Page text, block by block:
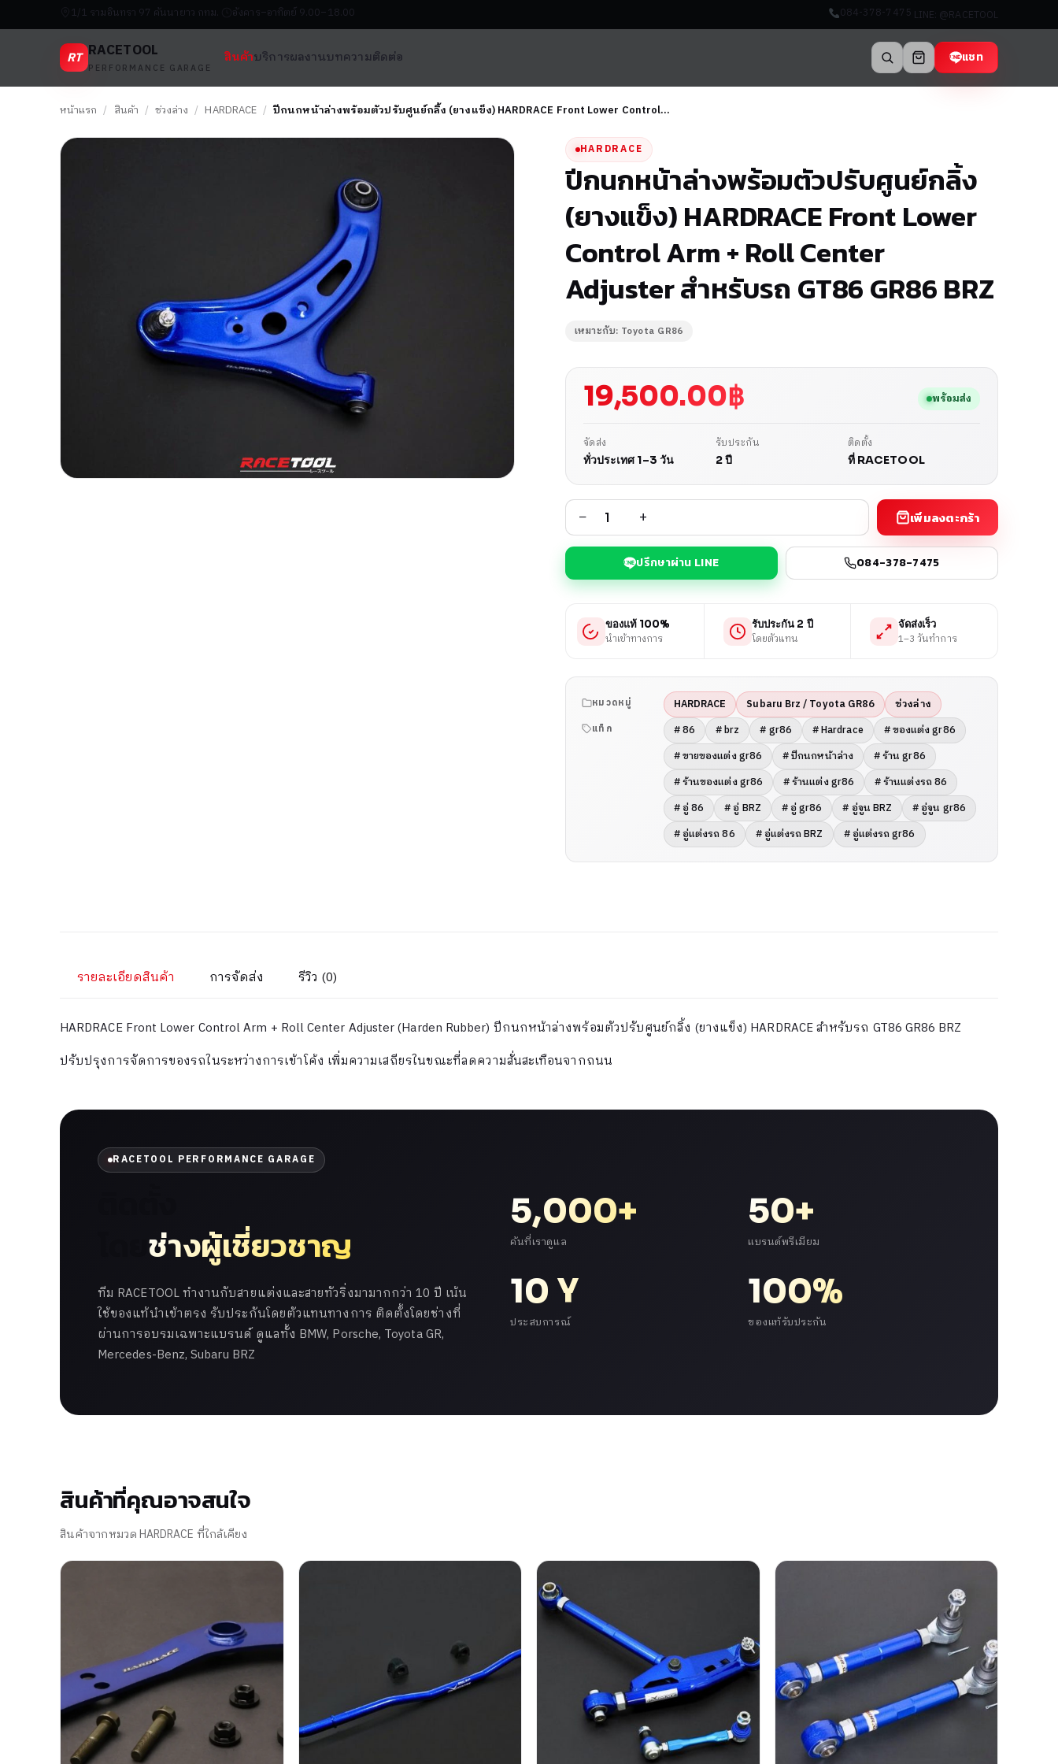
1/1 รามอินทรา 97 คันนายาว กทม. อังคาร–อาทิตย์ 9.00–18.00 084-378-7475 LINE: @RACETOOL
RT RACETOOL
PERFORMANCE GARAGE
สินค้าบริการผลงานบทความติดต่อ แชท
หน้าแรก / สินค้า / ช่วงล่าง / HARDRACE / ปีกนกหน้าล่างพร้อมตัวปรับศูนย์กลิ้ง (ยางแข็ง) HARDRACE Front Lower Control…
HARDRACE
ปีกนกหน้าล่างพร้อมตัวปรับศูนย์กลิ้ง
(ยางแข็ง) HARDRACE Front Lower
Control Arm + Roll Center
Adjuster สำหรับรถ GT86 GR86 BRZ
เหมาะกับ: Toyota GR86
19,500.00฿ พร้อมส่ง
จัดส่ง
ทั่วประเทศ 1–3 วัน
รับประกัน
2 ปี
ติดตั้ง
ที่ RACETOOL
− + เพิ่มลงตะกร้า
ปรึกษาผ่าน LINE 084-378-7475
ของแท้ 100%
นำเข้าทางการ
รับประกัน 2 ปี
โดยตัวแทน
จัดส่งเร็ว
1–3 วันทำการ
หมวดหมู่ HARDRACE Subaru Brz / Toyota GR86 ช่วงล่าง
แท็ก # 86 # brz # gr86 # Hardrace
# ของแต่ง gr86
# ขายของแต่ง gr86
# ปีกนกหน้าล่าง
# ร้าน gr86
# ร้านของแต่ง gr86
# ร้านแต่ง gr86
# ร้านแต่งรถ 86
# อู่ 86
# อู่ BRZ # อู่ gr86 # อู่จูน BRZ
# อู่จูน gr86
# อู่แต่งรถ 86
# อู่แต่งรถ BRZ # อู่แต่งรถ gr86
รายละเอียดสินค้า การจัดส่ง รีวิว (0)
HARDRACE Front Lower Control Arm + Roll Center Adjuster (Harden Rubber) ปีกนกหน้าล่างพร้อมตัวปรับศูนย์กลิ้ง (ยางแข็ง) HARDRACE สำหรับรถ GT86 GR86 BRZ
ปรับปรุงการจัดการของรถในระหว่างการเข้าโค้ง เพิ่มความเสถียรในขณะที่ลดความสั่นสะเทือนจากถนน
RACETOOL PERFORMANCE GARAGE
ช่างผู้เชี่ยวชาญ
ทีม RACETOOL ทำงานกับสายแต่งและสายทัวริ่งมามากกว่า 10 ปี เน้น
ใช้ของแท้นำเข้าตรง รับประกันโดยตัวแทนทางการ ติดตั้งโดยช่างที่
ผ่านการอบรมเฉพาะแบรนด์ ดูแลทั้ง BMW, Porsche, Toyota GR,
Mercedes-Benz, Subaru BRZ
5,000+
คันที่เราดูแล
50+
แบรนด์พรีเมียม
10 Y
ประสบการณ์
100%
ของแท้รับประกัน
สินค้าที่คุณอาจสนใจ
สินค้าจากหมวด HARDRACE ที่ใกล้เคียง